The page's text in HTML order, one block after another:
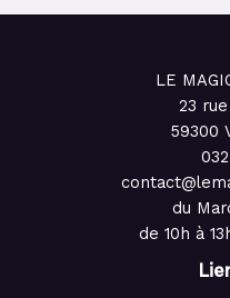
LE
23
59300
du
de 10h à